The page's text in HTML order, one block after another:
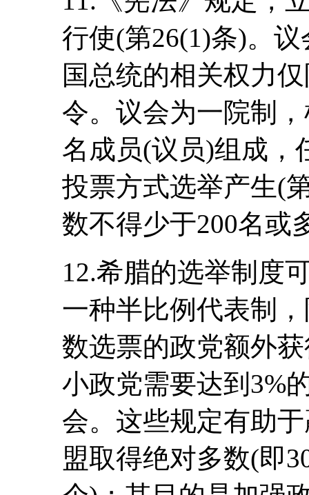
行使(第26(1)条)。
国总统的相关权力
令。议会为一院制
名成员(议员)组成，
投票方式选举产生(
数不得少于200名或
12.希腊的选举制度
一种半比例代表制
数选票的政党额外
小政党需要达到3%
会。这些规定有助
盟取得绝对多数(即